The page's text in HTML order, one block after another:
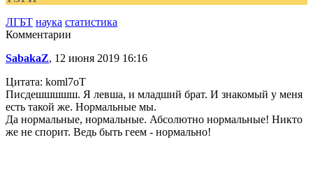
ЛГБТ наука статистика
Комментарии
SabakaZ, 12 июня 2019 16:16
Цитата: koml7oT
Писдешшшшш. Я левша, и младший брат. И знакомый у меня
есть такой же. Нормальные мы.
Да нормальные, нормальные. Абсолютно нормальные! Никто
же не спорит. Ведь быть геем - нормально!